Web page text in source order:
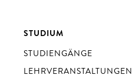
STUDIUM
STUDIENGÄNGE
LEHRVERANSTALTUNGEN